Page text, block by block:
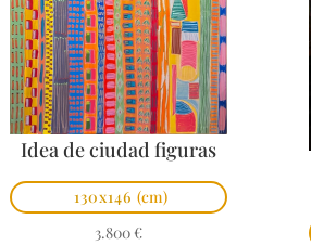
Idea de ciudad figuras
130x146 (cm)
3.800 €